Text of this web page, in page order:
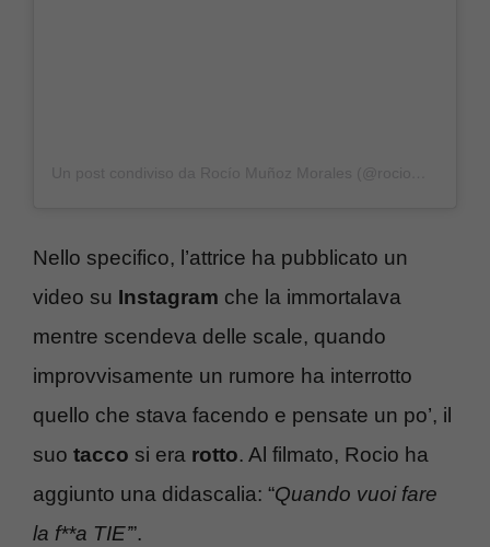
Nello specifico, l’attrice ha pubblicato un
video su Instagram che la immortalava
mentre scendeva delle scale, quando
improvvisamente un rumore ha interrotto
quello che stava facendo e pensate un po’, il
suo tacco si era rotto. Al filmato, Rocio ha
aggiunto una didascalia: “Quando vuoi fare
la f**a TIE’”.